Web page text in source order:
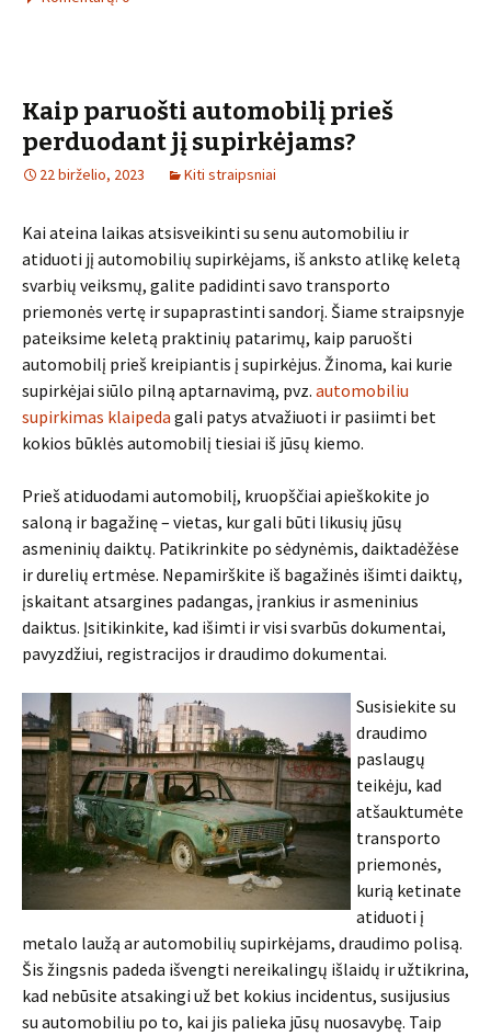
Kaip paruošti automobilį prieš
perduodant jį supirkėjams?
22 birželio, 2023 Kiti straipsniai
Kai ateina laikas atsisveikinti su senu automobiliu ir
atiduoti jį automobilių supirkėjams, iš anksto atlikę keletą
svarbių veiksmų, galite padidinti savo transporto
priemonės vertę ir supaprastinti sandorį. Šiame straipsnyje
pateiksime keletą praktinių patarimų, kaip paruošti
automobilį prieš kreipiantis į supirkėjus. Žinoma, kai kurie
supirkėjai siūlo pilną aptarnavimą, pvz. automobiliu
supirkimas klaipeda gali patys atvažiuoti ir pasiimti bet
kokios būklės automobilį tiesiai iš jūsų kiemo.
Prieš atiduodami automobilį, kruopščiai apieškokite jo
saloną ir bagažinę – vietas, kur gali būti likusių jūsų
asmeninių daiktų. Patikrinkite po sėdynėmis, daiktadėžėse
ir durelių ertmėse. Nepamirškite iš bagažinės išimti daiktų,
įskaitant atsargines padangas, įrankius ir asmeninius
daiktus. Įsitikinkite, kad išimti ir visi svarbūs dokumentai,
pavyzdžiui, registracijos ir draudimo dokumentai.
Susisiekite su
draudimo
paslaugų
teikėju, kad
atšauktumėte
transporto
priemonės,
kurią ketinate
atiduoti į
metalo laužą ar automobilių supirkėjams, draudimo polisą.
Šis žingsnis padeda išvengti nereikalingų išlaidų ir užtikrina,
kad nebūsite atsakingi už bet kokius incidentus, susijusius
su automobiliu po to, kai jis palieka jūsų nuosavybę. Taip